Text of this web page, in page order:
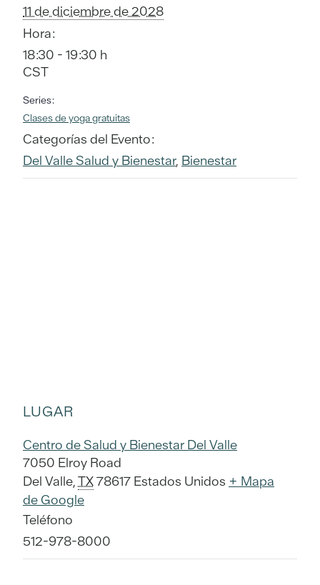
11 de diciembre de 2028
Hora:
18:30 - 19:30 h
CST
Series:
Clases de yoga gratuitas
Categorías del Evento:
Del Valle Salud y Bienestar, Bienestar
LUGAR
Centro de Salud y Bienestar Del Valle
7050 Elroy Road
Del Valle,TX78617 Estados Unidos + Mapa
de Google
Teléfono
512-978-8000